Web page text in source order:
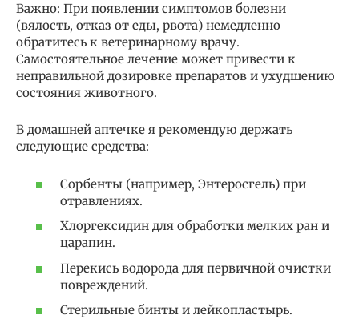
Важно: При появлении симптомов болезни
(вялость, отказ от еды, рвота) немедленно
обратитесь к ветеринарному врачу.
Самостоятельное лечение может привести к
неправильной дозировке препаратов и ухудшению
состояния животного.
В домашней аптечке я рекомендую держать
следующие средства:
Сорбенты (например, Энтеросгель) при
отравлениях.
Хлоргексидин для обработки мелких ран и
царапин.
Перекись водорода для первичной очистки
повреждений.
Стерильные бинты и лейкопластырь.